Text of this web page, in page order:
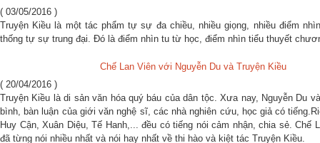
( 03/05/2016 )
Truyện Kiều là một tác phẩm tự sự đa chiều, nhiều giọng, nhiều điểm
thống tự sự trung đại. Đó là điểm nhìn tu từ học, điểm nhìn tiểu thuyết
Chế Lan Viên với Nguyễn Du và Truyện Kiều
( 20/04/2016 )
Truyện Kiều là di sản văn hóa quý báu của dân tộc. Xưa nay, Nguyễn Du
bình, bàn luận của giới văn nghệ sĩ, các nhà nghiên cứu, học giả có
Huy Cận, Xuân Diệu, Tế Hanh,... đều có tiếng nói cảm nhận, chia sẻ.
đã từng nói nhiều nhất và nói hay nhất về thi hào và kiệt tác Truyện Kiều.